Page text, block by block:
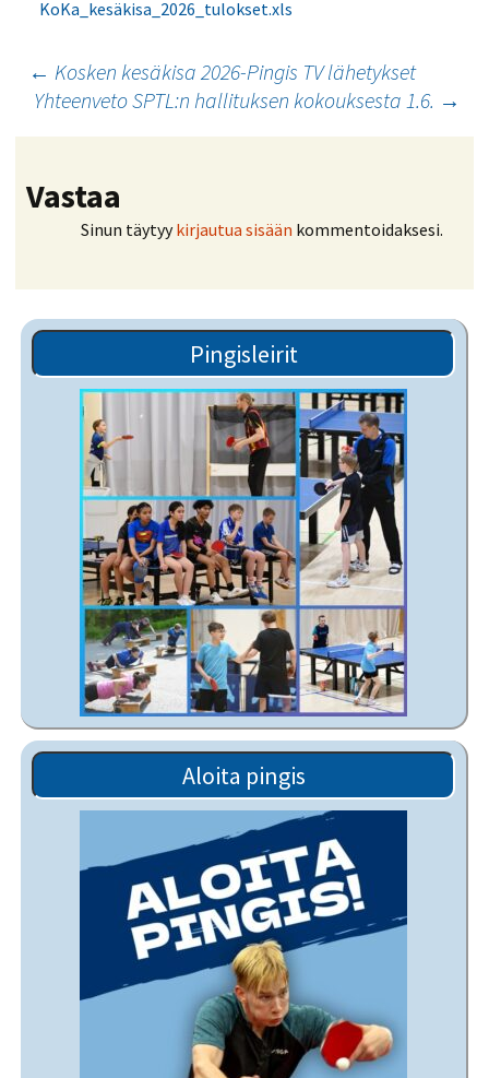
KoKa_kesäkisa_2026_tulokset.xls
Artikkelien
selaus
← Kosken kesäkisa 2026-Pingis TV lähetykset
Yhteenveto SPTL:n hallituksen kokouksesta 1.6. →
Vastaa
Sinun täytyykirjautua sisään kommentoidaksesi.
Pingisleirit
Aloita pingis